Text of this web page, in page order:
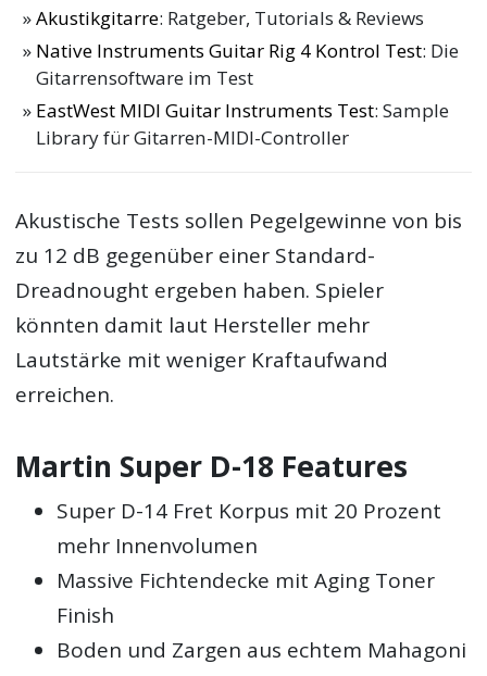
Akustikgitarre: Ratgeber, Tutorials & Reviews
Native Instruments Guitar Rig 4 Kontrol Test: Die
Gitarrensoftware im Test
EastWest MIDI Guitar Instruments Test: Sample
Library für Gitarren-MIDI-Controller
Akustische Tests sollen Pegelgewinne von bis
zu 12 dB gegenüber einer Standard-
Dreadnought ergeben haben. Spieler
könnten damit laut Hersteller mehr
Lautstärke mit weniger Kraftaufwand
erreichen.
Martin Super D-18 Features
Super D-14 Fret Korpus mit 20 Prozent
mehr Innenvolumen
Massive Fichtendecke mit Aging Toner
Finish
Boden und Zargen aus echtem Mahagoni